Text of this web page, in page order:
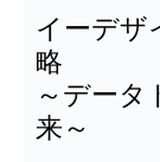
イーデザ
略
～データ
来～